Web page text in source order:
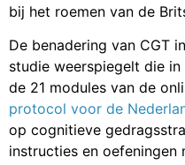
bij het roemen van de
De benadering van CGT
studie weerspiegelt die
de 21 modules van de
protocol voor de
op cognitieve
instructies en